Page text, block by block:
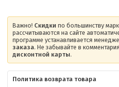
Важно! Скидки по большинству
рассчитываются на сайте
программе устанавливается
заказа. Не забывайте в
дисконтной карты.
Политика возврата товара